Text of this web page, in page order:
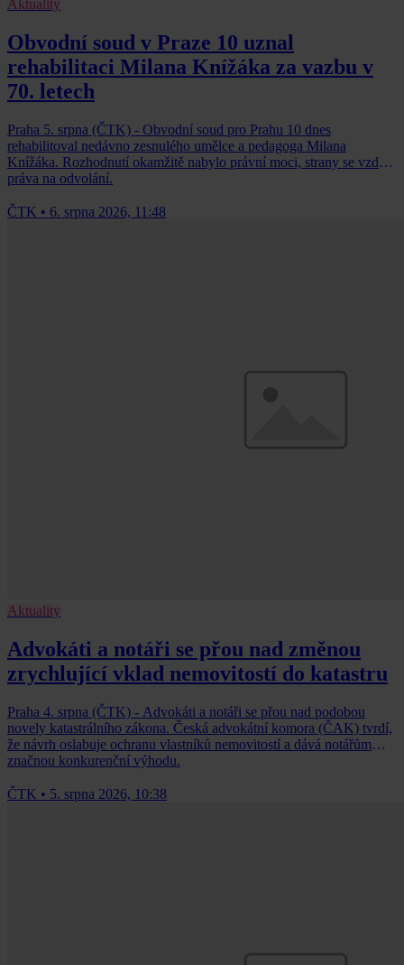
Aktuality
Obvodní soud v Praze 10 uznal
rehabilitaci Milana Knížáka za vazbu v
70. letech
Praha 5. srpna (ČTK) - Obvodní soud pro Prahu 10 dnes
rehabilitoval nedávno zesnulého umělce a pedagoga Milana
Knížáka. Rozhodnutí okamžitě nabylo právní moci, strany se vzdaly
práva na odvolání.
ČTK • 6. srpna 2026, 11:48
Aktuality
Advokáti a notáři se přou nad změnou
zrychlující vklad nemovitostí do katastru
Praha 4. srpna (ČTK) - Advokáti a notáři se přou nad podobou
novely katastrálního zákona. Česká advokátní komora (ČAK) tvrdí,
že návrh oslabuje ochranu vlastníků nemovitostí a dává notářům
značnou konkurenční výhodu.
ČTK • 5. srpna 2026, 10:38